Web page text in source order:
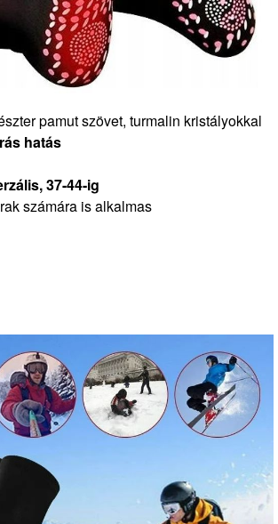
pamut szövet, turmalin kristályokkal
hatás
37-44-ig
számára is alkalmas